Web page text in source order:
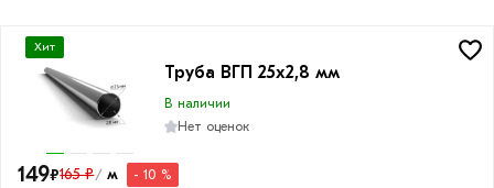
Хит
Труба ВГП 25х2,8 мм
В наличии
Нет оценок
149₽165 ₽/ м - 10 %